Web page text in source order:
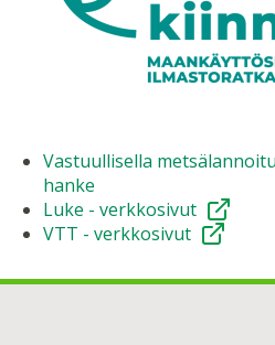
Vastuullisella
hanke
Luke - verkkosivut
VTT - verkkosivut